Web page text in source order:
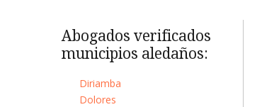
Abogados verificados
municipios aledaños:
Diriamba
Dolores